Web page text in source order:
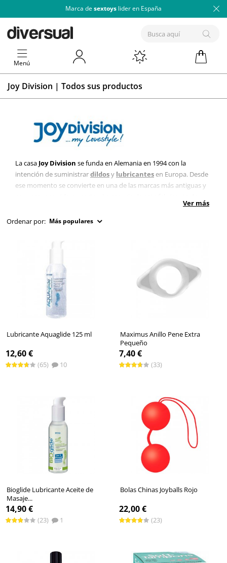
Marca de sextoys lider en España
Menú
Joy Division | Todos sus productos
La casa Joy Division se funda en Alemania en 1994 con la
intención de suministrardildosy lubricantesen Europa. Desde
ese momento se convierte en una de las marcas más antiguas y
juguetes eróticos no ha cambiado, y hoy sigue siendo uno de los
mayores reclamos en las tiendas eróticas europeas.
muy alta calidad al mismo tiempo que mantiene precios
gran colección en referencia a este fabricante.
No habría que olvidar el desarrollo de lubricantes de base agua o
silicona que tienen en su colección, que es una de las más
demandadas en nuestra tienda.
Ver más
Ordenar por: Más populares
Lubricante Aquaglide 125 ml
12,60 €
(65) 10
Maximus Anillo Pene Extra
Pequeño
7,40 €
(33)
Bioglide Lubricante Aceite de
Masaje...
14,90 €
(23) 1
Bolas Chinas Joyballs Rojo
22,00 €
(23)